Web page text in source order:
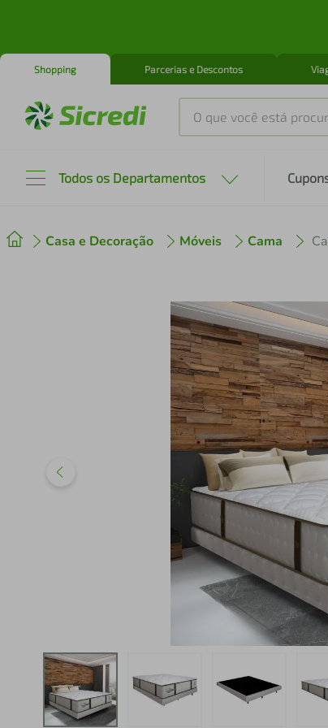
Shopping Parcerias e Descontos
O que você está
Todos os Departamentos
Casa e Decoração Móveis Cama
º cafeteira
º air fryer
iphone